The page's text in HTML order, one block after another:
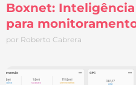
Boxnet:
para
por Roberto Cabrera